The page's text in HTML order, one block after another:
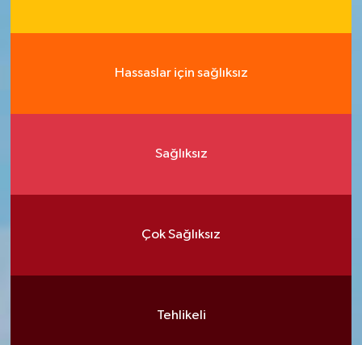
Hassaslar için sağlıksız
Sağlıksız
Çok Sağlıksız
Tehlikeli